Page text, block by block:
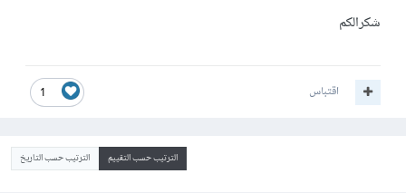
شكرالكم
1 اقتباس
الترتيب حسب التقييم الترتيب حسب التاريخ